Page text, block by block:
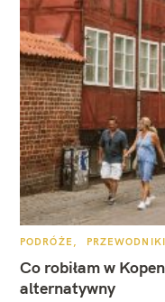
K
T
E
G
O
PODRÓŻE PRZEWODNIKI
Co robiłam w
alternatywny